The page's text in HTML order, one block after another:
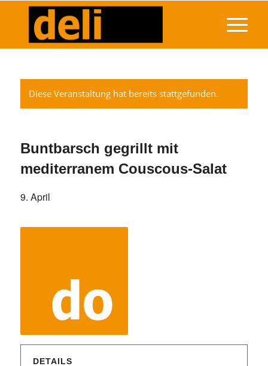
Diese Veranstaltung hat bereits stattgefunden.
Buntbarsch gegrillt mit
mediterranem Couscous-Salat
9. April
DETAILS